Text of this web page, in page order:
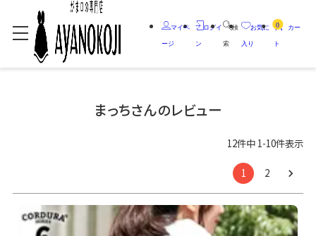
マイペ
ージ
ログイ
ン
検
索
お気に
入り
0 カー
ト
まっちさんのレビュー
12件中 1-10件表示
1 2